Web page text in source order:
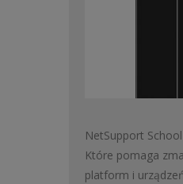
NetSupport
Które pomaga
platform i